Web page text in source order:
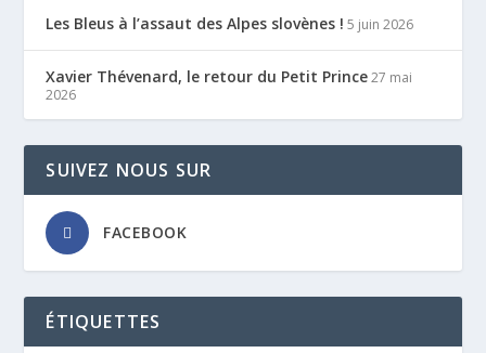
Les Bleus à l’assaut des Alpes slovènes ! 5 juin 2026
Xavier Thévenard, le retour du Petit Prince 27 mai
2026
SUIVEZ NOUS SUR
FACEBOOK
ÉTIQUETTES